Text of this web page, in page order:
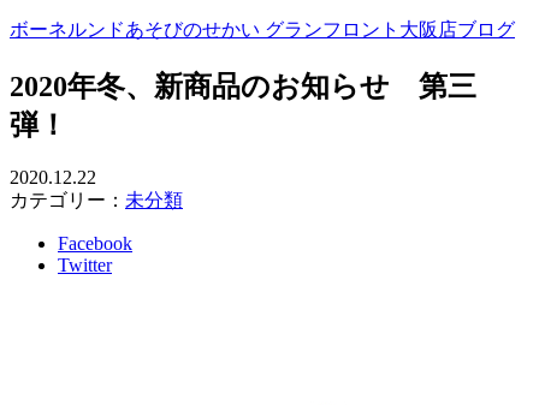
ボーネルンドあそびのせかい グランフロント大阪店ブログ
2020年冬、新商品のお知らせ 第三
弾！
2020.12.22
カテゴリー： 未分類
Facebook
Twitter